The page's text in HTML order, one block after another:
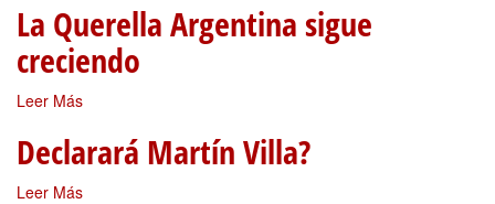
La Querella Argentina sigue
creciendo
Leer Más
Declarará Martín Villa?
Leer Más